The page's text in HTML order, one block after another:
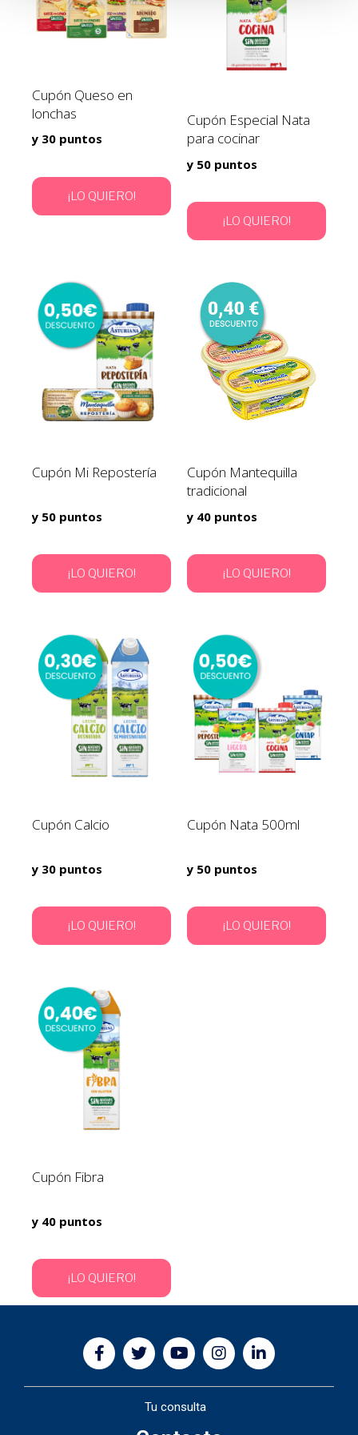
Cupón Queso en
lonchas
y 30 puntos
¡LO QUIERO!
Cupón Especial Nata
para cocinar
y 50 puntos
¡LO QUIERO!
Cupón Mi Repostería
y 50 puntos
¡LO QUIERO!
Cupón Mantequilla
tradicional
y 40 puntos
¡LO QUIERO!
Cupón Calcio
y 30 puntos
¡LO QUIERO!
Cupón Nata 500ml
y 50 puntos
¡LO QUIERO!
Cupón Fibra
y 40 puntos
¡LO QUIERO!
Tu consulta